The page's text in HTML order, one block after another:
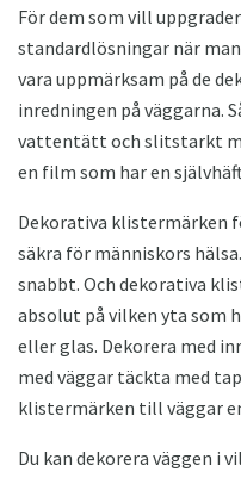
För dem som vill
standardlösningar när
vara uppmärksam på de
inredningen på väggarna.
vattentätt och slitstarkt
en film som har en
Dekorativa klistermärken
säkra för människors
snabbt. Och dekorativa
absolut på vilken yta som
eller glas. Dekorera med
med väggar täckta med
klistermärken till väggar
Du kan dekorera väggen i